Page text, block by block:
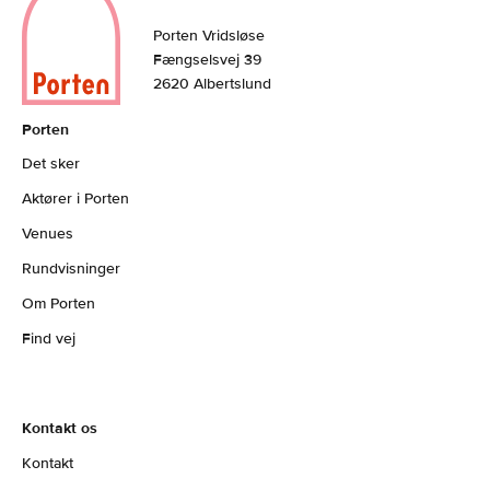
Porten Vridsløse
Fængselsvej 39
2620 Albertslund
Porten
Det sker
Aktører i Porten
Venues
Rundvisninger
Om Porten
Find vej
Kontakt os
Kontakt